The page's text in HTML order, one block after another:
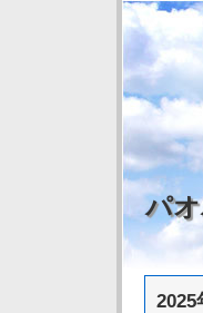
パ
2025